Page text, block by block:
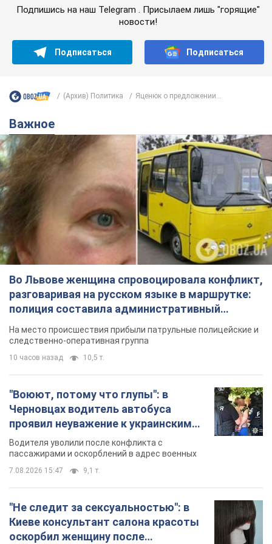
Подпишись на наш Telegram . Присылаем лишь "горящие"
новости!
Подписаться Подписаться
(Архив) Политика Яценюк о предложении...
Важное
Во Львове женщина спровоцировала конфликт,
разговаривая на русском языке в маршрутке:
полиция составила административный
протокол. Видео
На место происшествия прибыли патрульные полицейские и
следственно-оперативная группа
10 часов назад 10,5 т.
"Воюют, потому что глупы": в
Черновцах водитель автобуса
проявил неуважение к украинским
военным и поплатился за это.
Видео
Водителя уволили после конфликта с
пассажирами и оскорблений в адрес военных
7.08.2026 15:47 9,1 т.
"Не следит за сексуальностью": в
Киеве консультант салона красоты
оскорбил женщину после